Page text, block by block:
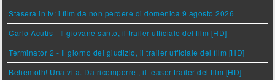
Stasera in tv: i film da non perdere di domenica 9 agosto 2026
Carlo Acutis - Il giovane santo, il trailer ufficiale del film [HD]
Terminator 2 - Il giorno del giudizio, il trailer ufficiale del film [HD]
Behemoth! Una vita. Da ricomporre., il teaser trailer del film [HD]